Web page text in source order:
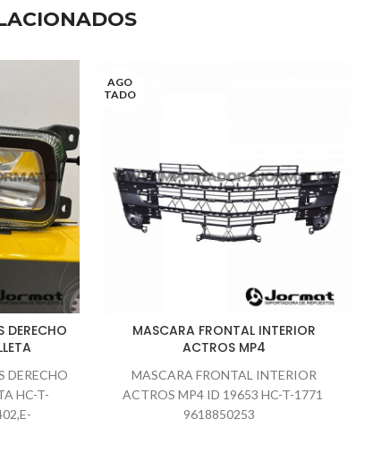
DERECHO
DERECHO
HC-T-
AGO
TADO
MASCARA FRONTAL INTERIOR
ACTROS MP4
MASCARA FRONTAL INTERIOR
ACTROS MP4 ID 19653 HC-T-1771
9618850253